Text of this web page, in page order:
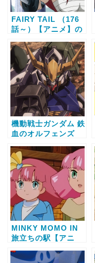
FAIRY TAIL （176
話～）【アニメ】の
較と無料で全話視聴
する方法
機動戦士ガンダム 鉄
血のオルフェンズ
信サービス比較と無
料で全話視聴する方
法
MINKY MOMO IN
旅立ちの駅【アニ
ビス比較と無料で全